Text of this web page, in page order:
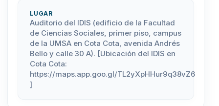
LUGAR
Auditorio del IDIS (edificio de la Facultad
de Ciencias Sociales, primer piso, campus
de la UMSA en Cota Cota, avenida Andrés
Bello y calle 30 A). [Ubicación del IDIS en
Cota Cota:
https://maps.app.goo.gl/TL2yXpHHur9q38vZ6
]